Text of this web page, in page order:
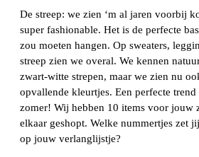
De streep: we zien ‘m al jaren voorbij
super fashionable. Het is de perfecte
zou moeten hangen. Op sweaters,
streep zien we overal. We kennen
zwart-witte strepen, maar we zien nu
opvallende kleurtjes. Een perfecte
zomer! Wij hebben 10 items voor jouw
elkaar geshopt. Welke nummertjes zet
op jouw verlanglijstje?